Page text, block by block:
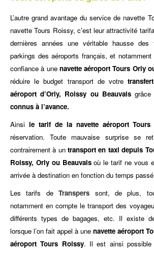
L’autre grand avantage du service de navette
navette Tours Roissy, c’est leur attractivité
dernières années une véritable hausse
parkings des aéroports français, et
confiance à une navette aéroport Tours Orly
réduire le budget transport de votre
aéroport d’Orly, Roissy ou Beauvaisgrâce
connus à l’avance.
Ainsi le tarif de la navette aéroport
réservation. Toute mauvaise surprise se
contrairement à untransport en taxi depuis
Roissy, Orly ou Beauvaisoù le tarif ne vous
arrivée à destination en fonction du temps
Les tarifs deTranspers sont, de plus,
notamment en compte le transport des
différents types de bagages, etc. Il existe
lorsque l’on fait appel à une navette aéroport
aéroport Tours Roissy. Il est ainsi possible